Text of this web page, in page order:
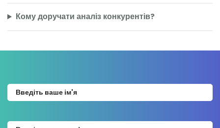
Кому доручати аналіз конкурентів?